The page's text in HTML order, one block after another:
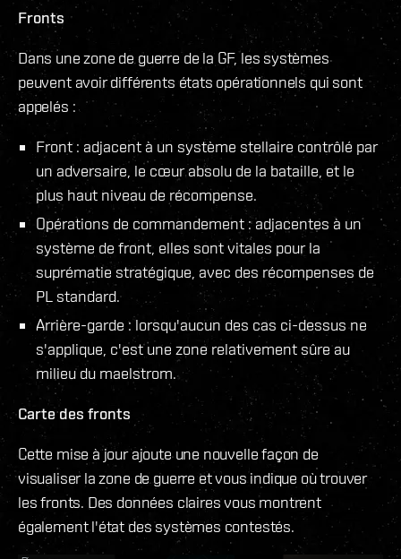
Fronts
Dans une zone de guerre de la GF, les systèmes
peuvent avoir différents états opérationnels qui sont
appelés :
Front : adjacent à un système stellaire contrôlé par
un adversaire, le cœur absolu de la bataille, et le
plus haut niveau de récompense.
Opérations de commandement : adjacentes à un
système de front, elles sont vitales pour la
suprématie stratégique, avec des récompenses de
PL standard.
Arrière-garde : lorsqu'aucun des cas ci-dessus ne
s'applique, c'est une zone relativement sûre au
milieu du maelstrom.
Carte des fronts
Cette mise à jour ajoute une nouvelle façon de
visualiser la zone de guerre et vous indique où trouver
les fronts. Des données claires vous montrent
également l'état des systèmes contestés.